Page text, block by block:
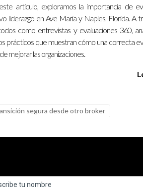
para ayudarte a tomar decisiones
artículo, exploramos la importancia de
liderazgo en Ave Maria y Naples, Florida. A
como entrevistas y evaluaciones 360,
prácticos que muestran cómo una correcta
mejorar las organizaciones.
segura desde otro broker